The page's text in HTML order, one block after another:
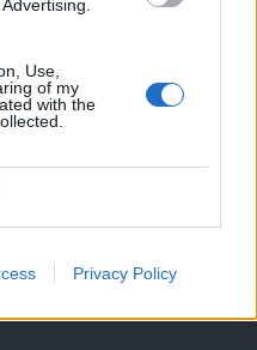
Use,
of my
with the
Privacy Policy